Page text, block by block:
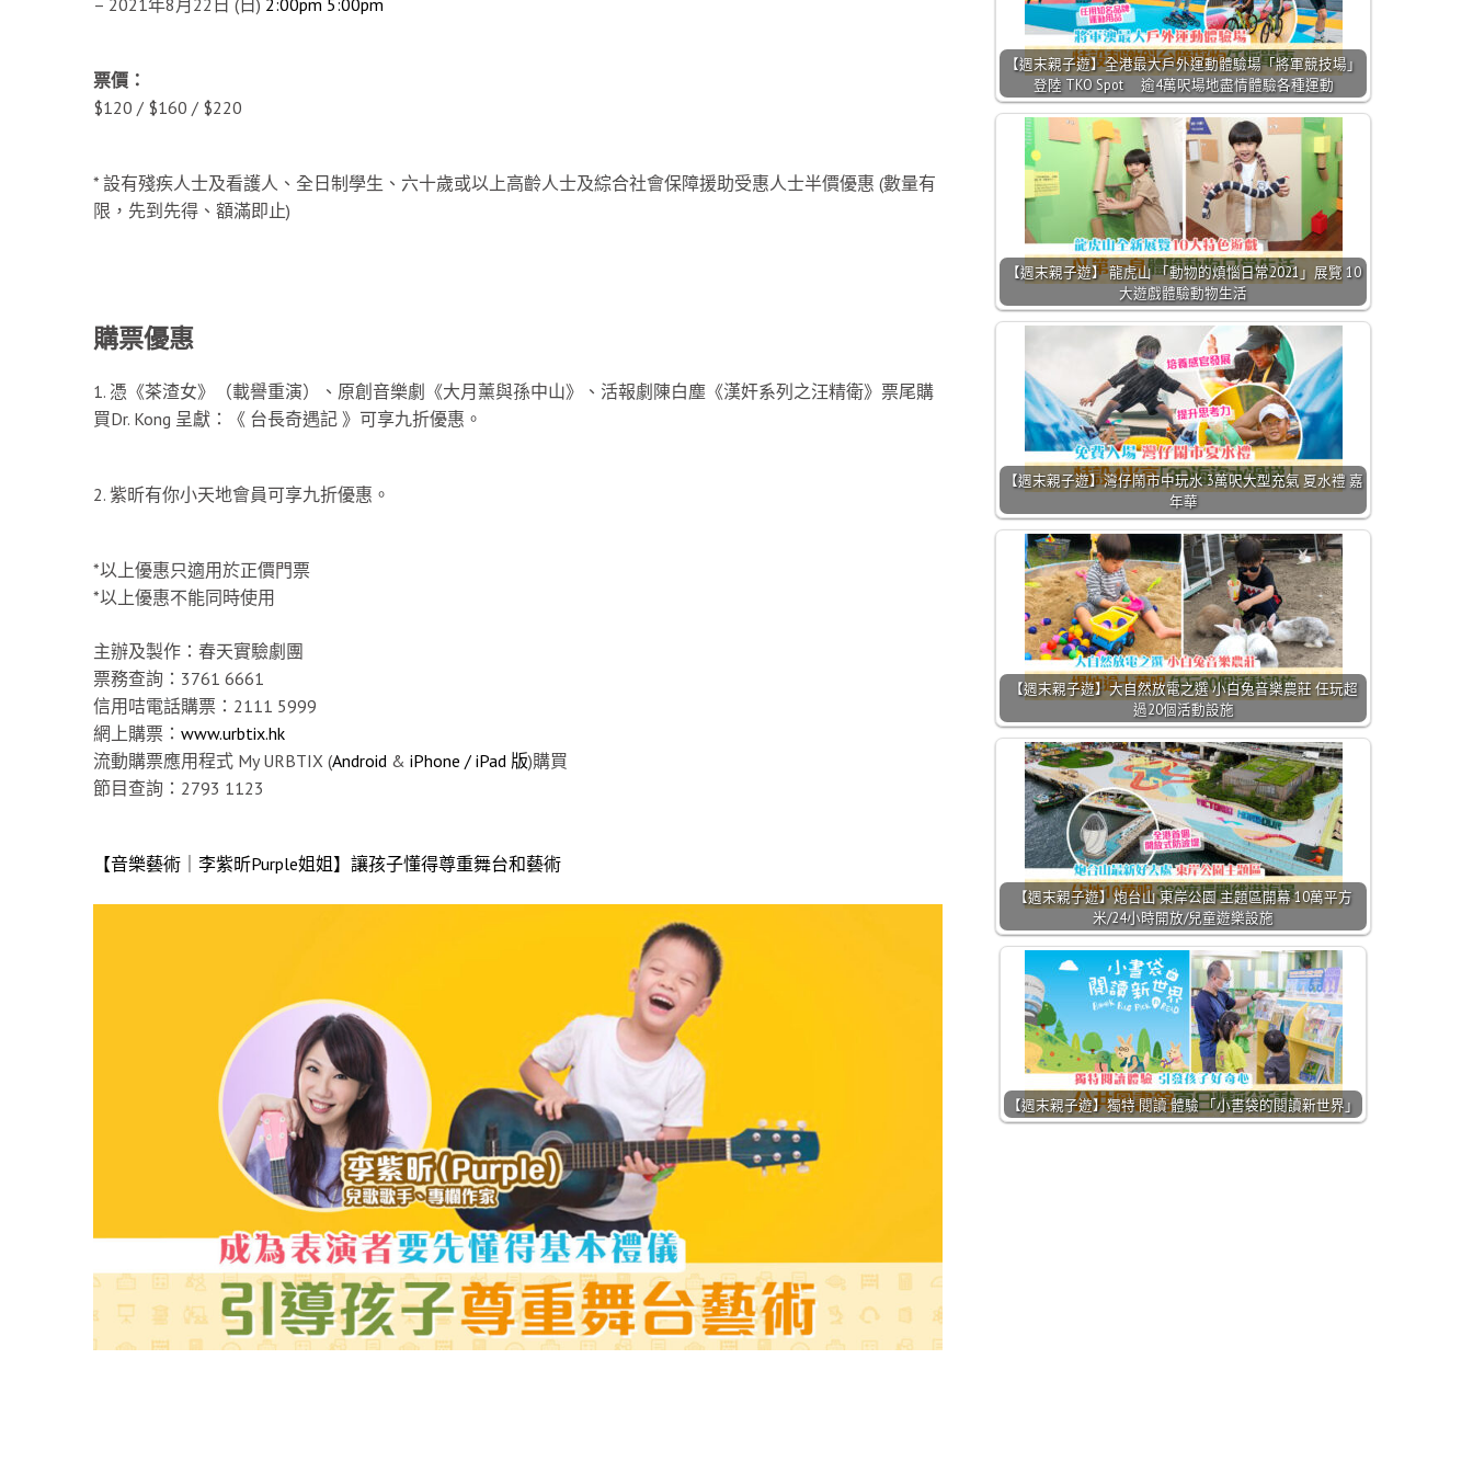
票價：
$120 / $160 / $220
* 設有殘疾人士及看護人、全日制學生、六十歲或以上高齡人士及綜合社會保障援助受惠人士半價優惠 (數量有
限，先到先得、額滿即止)
購票優惠
1. 憑《茶渣女》（載譽重演）、原創音樂劇《大月薰與孫中山》、活報劇陳白塵《漢奸系列之汪精衛》票尾購
買Dr. Kong 呈獻：《 台長奇遇記 》可享九折優惠。
2. 紫昕有你小天地會員可享九折優惠。
*以上優惠只適用於正價門票
*以上優惠不能同時使用
主辦及製作：春天實驗劇團
票務查詢：3761 6661
信用咭電話購票：2111 5999
網上購票： www.urbtix.hk
流動購票應用程式 My URBTIX (Android & iPhone / iPad 版)購買
節目查詢：2793 1123
【音樂藝術｜李紫昕Purple姐姐】讓孩子懂得尊重舞台和藝術
【週末親子遊】全港最大戶外運動體驗場「將軍競技場」
登陸 TKO Spot 逾4萬呎場地盡情體驗各種運動
【週末親子遊】 龍虎山 「動物的煩惱日常2021」展覽 10
大遊戲體驗動物生活
【週末親子遊】灣仔鬧市中玩水 3萬呎大型充氣 夏水禮 嘉
年華
【週末親子遊】大自然放電之選 小白兔音樂農莊 任玩超
過20個活動設施
【週末親子遊】炮台山 東岸公園 主題區開幕 10萬平方
米/24小時開放/兒童遊樂設施
【週末親子遊】獨特 閱讀 體驗 「小書袋的閱讀新世界」